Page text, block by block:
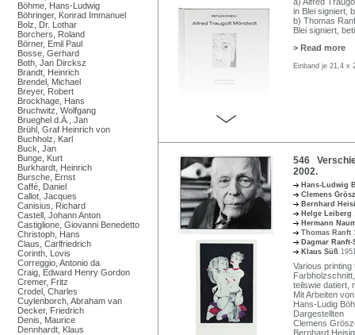
Böhme, Hans-Ludwig
Böhringer, Konrad Immanuel
Bolz, Dr. Lothar
Borchers, Roland
Börner, Emil Paul
Bosse, Gerhard
Both, Jan Dircksz
Brandt, Heinrich
Brendel, Michael
Breyer, Robert
Brockhage, Hans
Bruchwitz, Wolfgang
Brueghel d.Ä., Jan
Brühl, Graf Heinrich von
Buchholz, Karl
Buck, Jan
Bunge, Kurt
Burkhardt, Heinrich
Bursche, Ernst
Caffé, Daniel
Callot, Jacques
Canisius, Richard
Castell, Johann Anton
Castiglione, Giovanni Benedetto
Christoph, Hans
Claus, Carlfriedrich
Corinth, Lovis
Correggio, Antonio da
Craig, Edward Henry Gordon
Cremer, Fritz
Crodel, Charles
Cuylenborch, Abraham van
Decker, Friedrich
Denis, Maurice
Dennhardt, Klaus
in Blei signiert,
b) Thomas
Blei signiert,
> Read more
Einband je 21,4 x
546
2002.
Hans-Ludwig
Clemens
Bernhard
Helge Leiberg
Hermann
Thomas Ranft
Dagmar
Klaus Süß
Various
teilswie datiert,
Mit Arbeiten
Hans-Ludig
Dargestellten
Clemens
Bernhard